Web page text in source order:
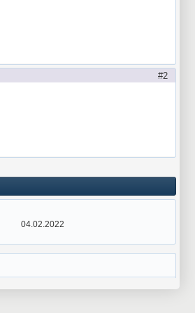
| dec
2
04.02.2022